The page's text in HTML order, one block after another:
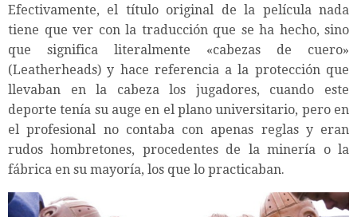
Efectivamente, el título original de la película nada
tiene que ver con la traducción que se ha hecho, sino
que significa literalmente «cabezas de cuero»
(Leatherheads) y hace referencia a la protección que
llevaban en la cabeza los jugadores, cuando este
deporte tenía su auge en el plano universitario, pero en
el profesional no contaba con apenas reglas y eran
rudos hombretones, procedentes de la minería o la
fábrica en su mayoría, los que lo practicaban.